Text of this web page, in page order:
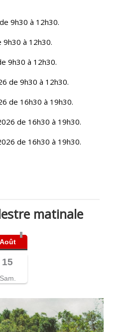
9h30 à 12h30.
à 12h30.
9h30 à 12h30.
de 9h30 à 12h30.
de 16h30 à 19h30.
de 16h30 à 19h30.
de 16h30 à 19h30.
matinale
Août
15
Sam.